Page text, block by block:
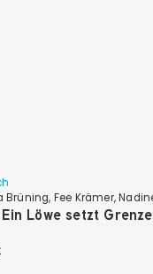
Fee Krämer,
Löwe setzt
Preis: